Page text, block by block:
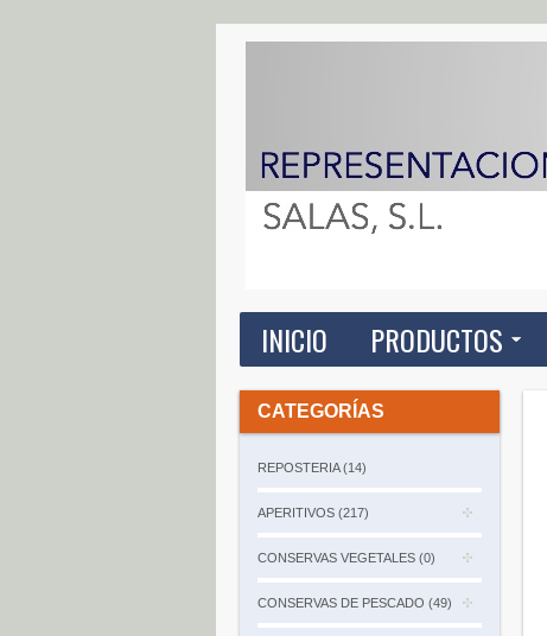
INICIO PRODUCTOS
CATEGORÍAS
REPOSTERIA (14)
APERITIVOS (217)
CONSERVAS VEGETALES (0)
CONSERVAS DE PESCADO (49)